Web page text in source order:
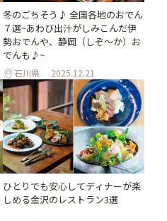
冬のごちそう♪ 全国各地のおでん
７選~あわび出汁がしみこんだ伊
勢おでんや、静岡（しぞ〜か）お
でんも♪~
石川県 2025.12.21
ひとりでも安心してディナーが楽
しめる金沢のレストラン3選